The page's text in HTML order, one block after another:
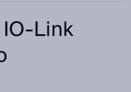
Link